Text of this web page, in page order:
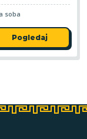
soba
Pogledaj